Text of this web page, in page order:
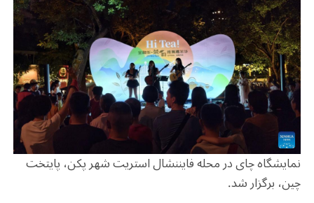
نمایشگاه چای در محله فایننشال استریت شهر پکن، پایتخت
چین، برگزار شد.